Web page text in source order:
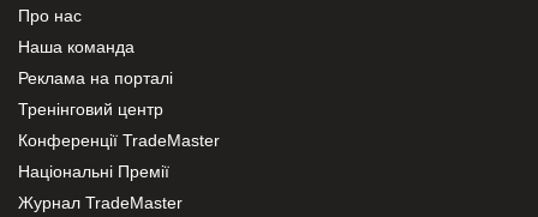
Про нас
Наша команда
Реклама на порталі
Тренінговий центр
Конференції TradeMaster
Національні Премії
Журнал TradeMaster